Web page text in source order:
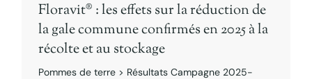
Floravit® : les effets sur la réduction de
la gale commune confirmés en 2025 à la
récolte et au stockage
Pommes de terre > Résultats Campagne 2025-